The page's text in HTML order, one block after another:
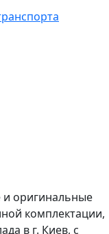
и оригинальные
комплектации,
в г. Киев, с